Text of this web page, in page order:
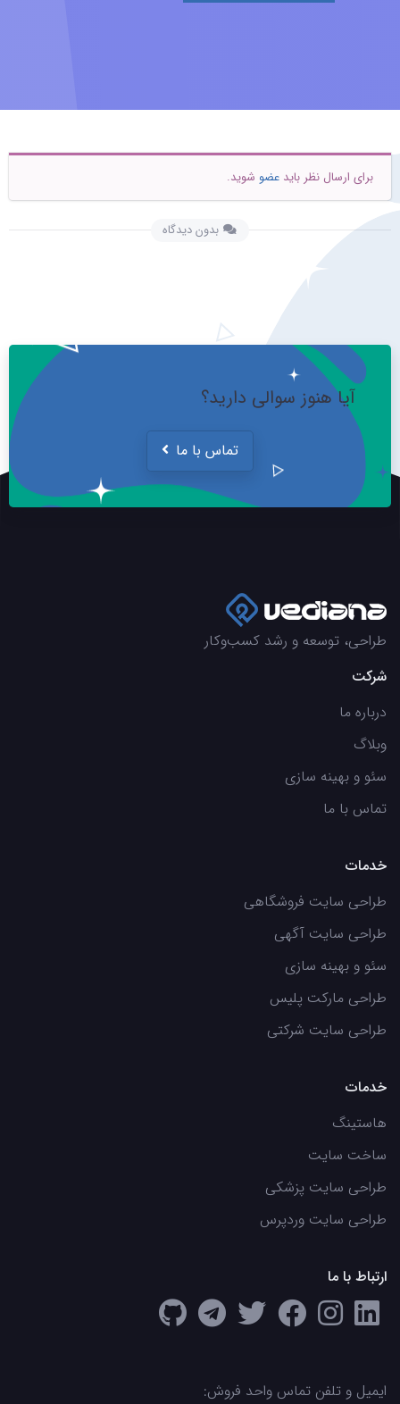
برای ارسال نظر باید عضو شوید.
بدون دیدگاه
آیا هنوز سوالی دارید؟
تماس با ما
طراحی، توسعه و رشد کسب‌وکار
شرکت
درباره ما
وبلاگ
سئو و بهینه سازی
تماس با ما
خدمات
طراحی سایت فروشگاهی
طراحی سایت آگهی
سئو و بهینه سازی
طراحی مارکت پلیس
طراحی سایت شرکتی
خدمات
هاستینگ
ساخت سایت
طراحی سایت پزشکی
طراحی سایت وردپرس
ارتباط با ما
ایمیل و تلفن تماس واحد فروش: